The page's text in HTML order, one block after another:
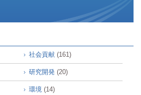
社会貢献 (161)
研究開発 (20)
環境 (14)